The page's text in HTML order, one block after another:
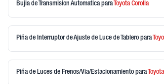
Bujia de Transmision Automatica para ToyotaCorolla
Piña de Interruptor de Ajuste de Luce de Tablero para
Piña de Luces de Frenos/Via/Estacionamiento para Toyota